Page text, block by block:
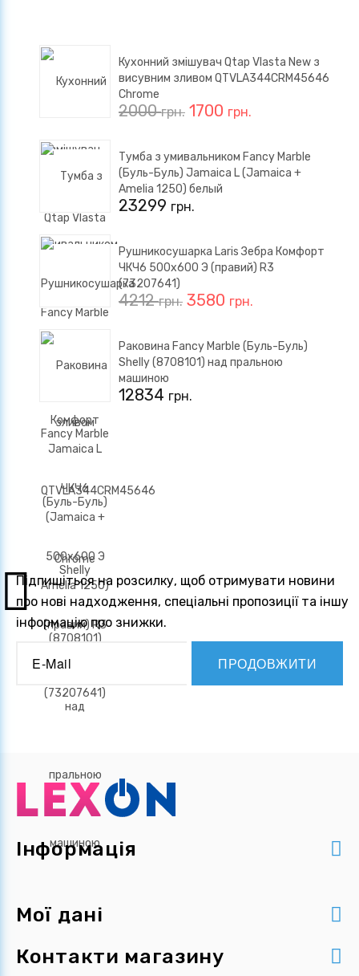
Кухонний змішувач Qtap Vlasta New з
висувним зливом QTVLA344CRM45646
Chrome
2000грн. 1700 грн.
Тумба з умивальником Fancy Marble
(Буль-Буль) Jamaica L (Jamaica +
Amelia 1250) белый
23299 грн.
Рушникосушарка Laris Зебра Комфорт
ЧКЧ6 500x600 Э (правий) R3
(73207641)
4212грн. 3580 грн.
Раковина Fancy Marble (Буль-Буль)
Shelly (8708101) над пральною
машиною
12834 грн.
Підпишіться на розсилку, щоб отримувати новини
про нові надходження, спеціальні пропозиції та іншу
інформацію про знижки.
ПРОДОВЖИТИ
Інформація
Мої дані
Контакти магазину